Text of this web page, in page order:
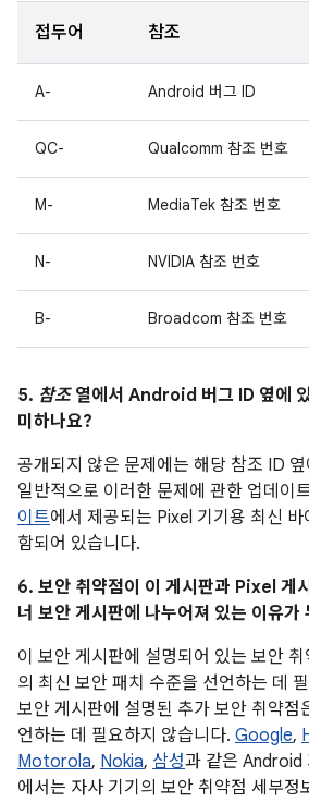
접두어 참조
A- Android 버그 ID
QC- Qualcomm 참조 번호
M- MediaTek 참조 번호
N- NVIDIA 참조 번호
B- Broadcom 참조 번호
5. 참조열에서 Android 버그 ID 옆에
미하나요?
공개되지 않은 문제에는 해당 참조 ID
일반적으로 이러한 문제에 관한 업데이
이트에서 제공되는 Pixel 기기용 최신
함되어 있습니다.
6. 보안 취약점이 이 게시판과 Pixel 게
너 보안 게시판에 나누어져 있는 이유가
이 보안 게시판에 설명되어 있는 보안
의 최신 보안 패치 수준을 선언하는 데
보안 게시판에 설명된 추가 보안 취약점
언하는 데 필요하지 않습니다. Google,
Motorola, Nokia, 삼성과 같은 Android
에서는 자사 기기의 보안 취약점 세부정